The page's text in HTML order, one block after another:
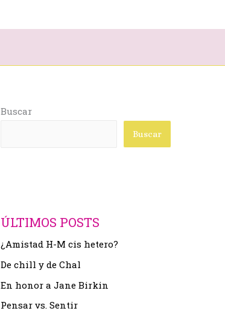
Buscar
Buscar
ÚLTIMOS POSTS
¿Amistad H-M cis hetero?
De chill y de Chal
En honor a Jane Birkin
Pensar vs. Sentir